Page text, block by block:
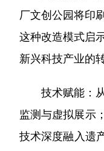
厂文创公园将印
这种改造模式启
新兴科技产业的
技术赋能：从
监测与虚拟展示
技术深度融入遗